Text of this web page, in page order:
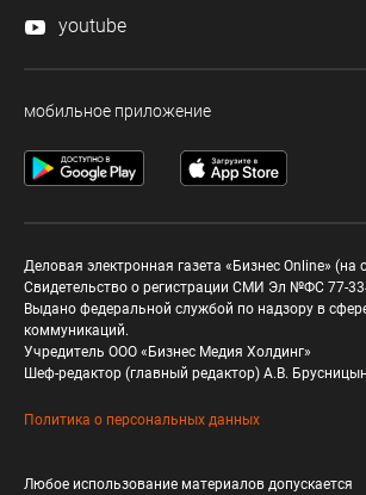
youtube
мобильное приложение
Деловая электронная газета «Бизнес Online» (на
Свидетельство о регистрации СМИ Эл №ФС 77-
Выдано федеральной службой по надзору в
коммуникаций.
Учредитель ООО «Бизнес Медия Холдинг»
Шеф-редактор (главный редактор) А.В. Брусницын
Политика о персональных данных
Любое использование материалов допускается